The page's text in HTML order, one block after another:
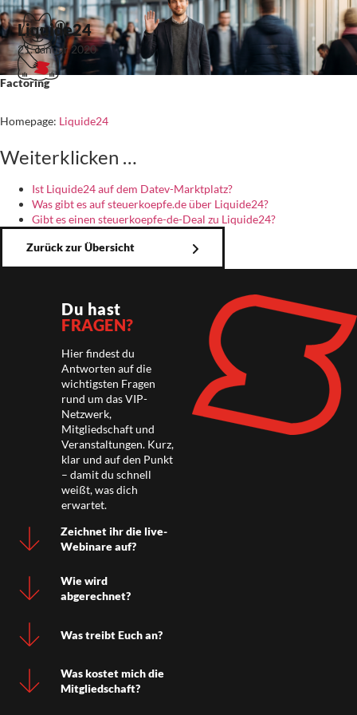
Liquide24
21. Januar 2020
Factoring
Homepage: Liquide24
Weiterklicken …
Ist Liquide24 auf dem Datev-Marktplatz?
Was gibt es auf steuerkoepfe.de über Liquide24?
Gibt es einen steuerkoepfe-de-Deal zu Liquide24?
Zurück zur Übersicht
Du hast
FRAGEN?
Hier findest du
Antworten auf die
wichtigsten Fragen
rund um das VIP-
Netzwerk,
Mitgliedschaft und
Veranstaltungen. Kurz,
klar und auf den Punkt
– damit du schnell
weißt, was dich
erwartet.
Zeichnet ihr die live-
Webinare auf?
Wie wird
abgerechnet?
Was treibt Euch an?
Was kostet mich die
Mitgliedschaft?